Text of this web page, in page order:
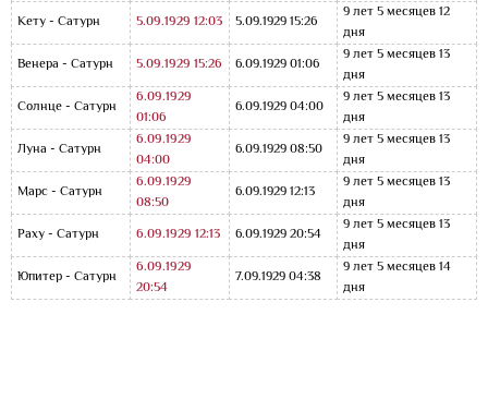
Кету - Сатурн
5.09.1929 12:03 5.09.1929 15:26
9 лет 5 месяцев 12
дня
Венера - Сатурн
5.09.1929 15:26 6.09.1929 01:06
9 лет 5 месяцев 13
дня
Солнце - Сатурн
6.09.1929
01:06
6.09.1929 04:00
9 лет 5 месяцев 13
дня
Луна - Сатурн
6.09.1929
04:00
6.09.1929 08:50
9 лет 5 месяцев 13
дня
Марс - Сатурн
6.09.1929
08:50
6.09.1929 12:13
9 лет 5 месяцев 13
дня
Раху - Сатурн
6.09.1929 12:13 6.09.1929 20:54
9 лет 5 месяцев 13
дня
Юпитер - Сатурн
6.09.1929
20:54
7.09.1929 04:38
9 лет 5 месяцев 14
дня